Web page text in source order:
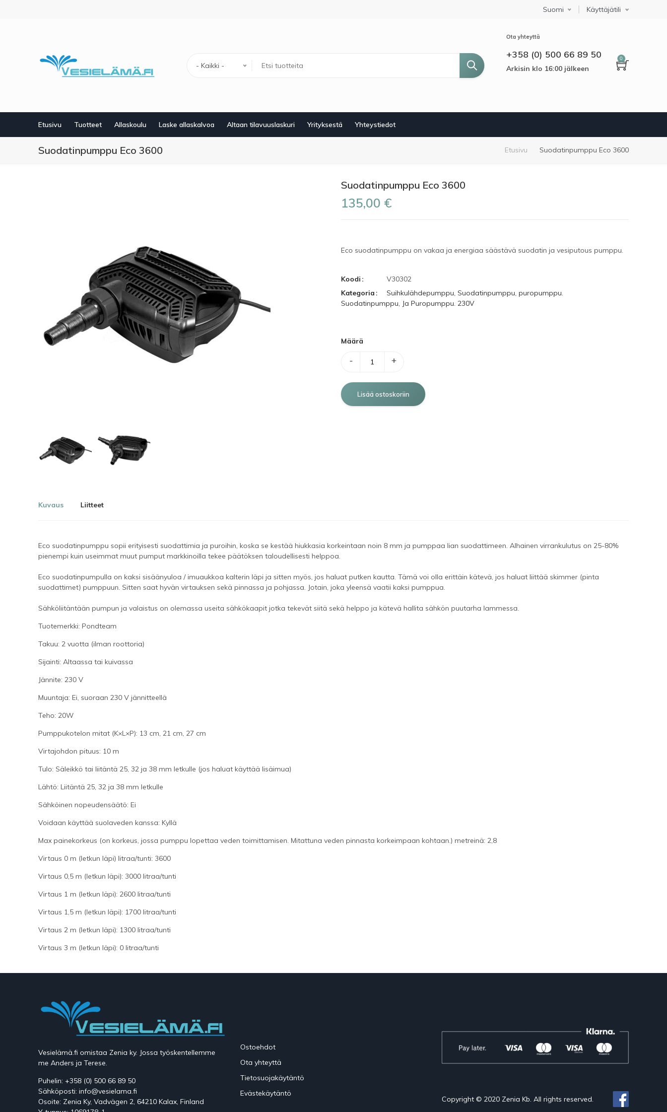
Select your language
Suomi Käyttäjätili
- Kaikki -
Ota yhteyttä
+358 (0) 500 66 89 50
Arkisin klo 16:00 jälkeen
0
Etusivu Tuotteet Allaskoulu Laske allaskalvoa Altaan tilavuuslaskuri Yrityksestä Yhteystiedot
Suodatinpumppu Eco 3600 Murupolku
Etusivu Suodatinpumppu Eco 3600
Suodatinpumppu Eco 3600
135,00 €
Eco suodatinpumppu on vakaa ja energiaa säästävä suodatin ja vesiputous pumppu.
Koodi
V30302
Kategoria
Suihkulähdepumppu, Suodatinpumppu, puropumppu.
Suodatinpumppu, Ja Puropumppu. 230V
Määrä
- +
Kuvaus Liitteet
Eco suodatinpumppu sopii erityisesti suodattimia ja puroihin, koska se kestää hiukkasia korkeintaan noin 8 mm ja pumppaa lian suodattimeen. Alhainen virrankulutus on 25-80%
pienempi kuin useimmat muut pumput markkinoilla tekee päätöksen taloudellisesti helppoa.
Eco suodatinpumpulla on kaksi sisäänyuloa / imuaukkoa kalterin läpi ja sitten myös, jos haluat putken kautta. Tämä voi olla erittäin kätevä, jos haluat liittää skimmer (pinta
suodattimet) pumppuun. Sitten saat hyvän virtauksen sekä pinnassa ja pohjassa. Jotain, joka yleensä vaatii kaksi pumppua.
Sähköliitäntään pumpun ja valaistus on olemassa useita sähkökaapit jotka tekevät siitä sekä helppo ja kätevä hallita sähkön puutarha lammessa.
Tuotemerkki: Pondteam
Takuu: 2 vuotta (ilman roottoria)
Sijainti: Altaassa tai kuivassa
Jännite: 230 V
Muuntaja: Ei, suoraan 230 V jännitteellä
Teho: 20W
Pumppukotelon mitat (K×L×P): 13 cm, 21 cm, 27 cm
Virtajohdon pituus: 10 m
Tulo: Säleikkö tai liitäntä 25, 32 ja 38 mm letkulle (jos haluat käyttää lisäimua)
Lähtö: Liitäntä 25, 32 ja 38 mm letkulle
Sähköinen nopeudensäätö: Ei
Voidaan käyttää suolaveden kanssa: Kyllä
Max painekorkeus (on korkeus, jossa pumppu lopettaa veden toimittamisen. Mitattuna veden pinnasta korkeimpaan kohtaan.) metreinä: 2,8
Virtaus 0 m (letkun läpi) litraa/tunti: 3600
Virtaus 0,5 m (letkun läpi): 3000 litraa/tunti
Virtaus 1 m (letkun läpi): 2600 litraa/tunti
Virtaus 1,5 m (letkun läpi): 1700 litraa/tunti
Virtaus 2 m (letkun läpi): 1300 litraa/tunti
Virtaus 3 m (letkun läpi): 0 litraa/tunti
Vesielämä.fi omistaa Zenia ky. Jossa työskentellemme
me Anders ja Terese.
Puhelin: +358 (0) 500 66 89 50
Sähköposti: info@vesielama.fi
Osoite: Zenia Ky, Vadvägen 2, 64210 Kalax, Finland
Ostoehdot
Ota yhteyttä
Tietosuojakäytäntö
Evästekäytäntö
Copyright © 2020 Zenia Kb. All rights reserved.